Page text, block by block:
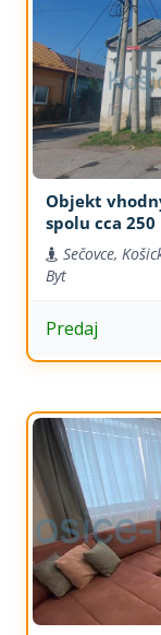
Objekt
spolu cca 250
Sečovce,
Byt
Predaj